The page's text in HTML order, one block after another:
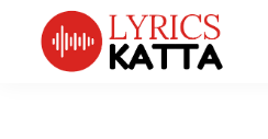
primary